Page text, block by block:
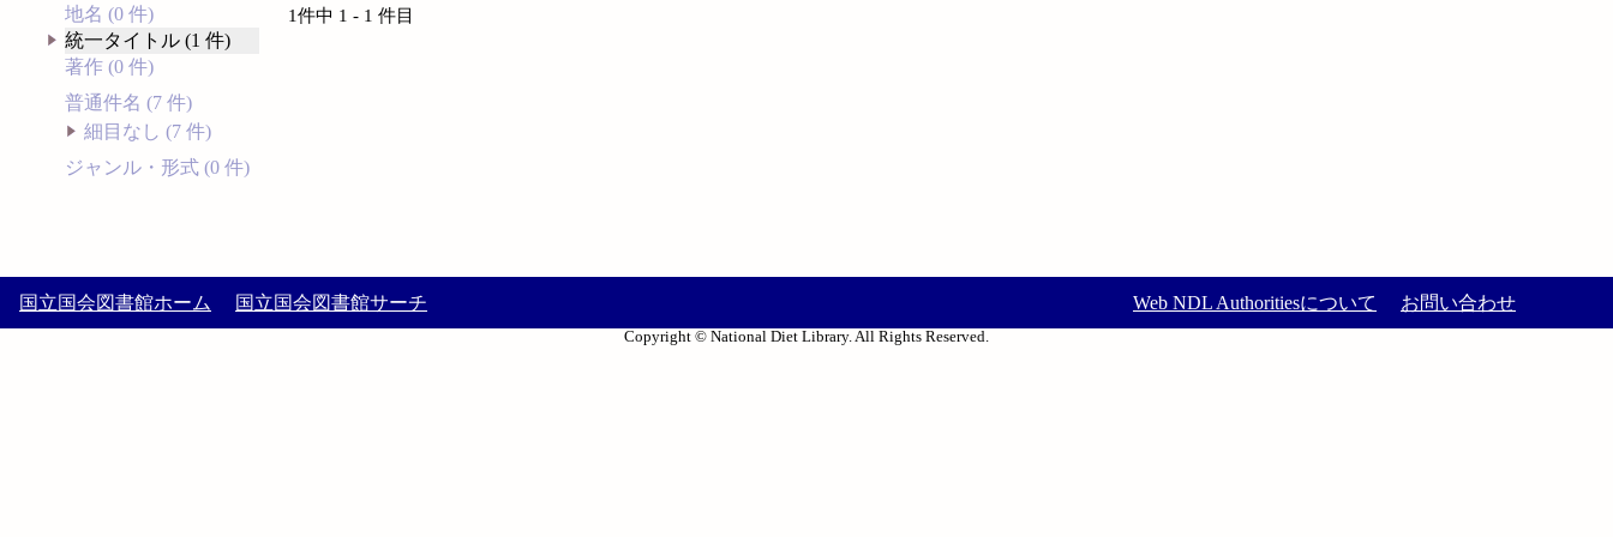
地名 (0 件)
統一タイトル (1 件)
著作 (0 件)
普通件名 (7 件)
細目なし (7 件)
ジャンル・形式 (0 件)
1件中 1 - 1 件目
国立国会図書館ホーム 国立国会図書館サーチ Web NDL Authoritiesについて お問い合わせ
Copyright © National Diet Library. All Rights Reserved.